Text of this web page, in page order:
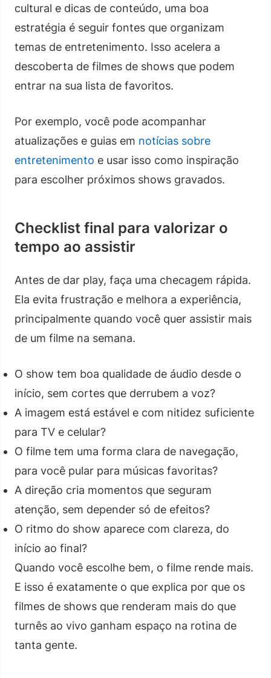
cultural e dicas de conteúdo, uma boa
estratégia é seguir fontes que organizam
temas de entretenimento. Isso acelera a
descoberta de filmes de shows que podem
entrar na sua lista de favoritos.
Por exemplo, você pode acompanhar
atualizações e guias em notícias sobre
entretenimento e usar isso como inspiração
para escolher próximos shows gravados.
Checklist final para valorizar o
tempo ao assistir
Antes de dar play, faça uma checagem rápida.
Ela evita frustração e melhora a experiência,
principalmente quando você quer assistir mais
de um filme na semana.
O show tem boa qualidade de áudio desde o
início, sem cortes que derrubem a voz?
A imagem está estável e com nitidez suficiente
para TV e celular?
O filme tem uma forma clara de navegação,
para você pular para músicas favoritas?
A direção cria momentos que seguram
atenção, sem depender só de efeitos?
O ritmo do show aparece com clareza, do
início ao final?
Quando você escolhe bem, o filme rende mais.
E isso é exatamente o que explica por que os
filmes de shows que renderam mais do que
turnês ao vivo ganham espaço na rotina de
tanta gente.